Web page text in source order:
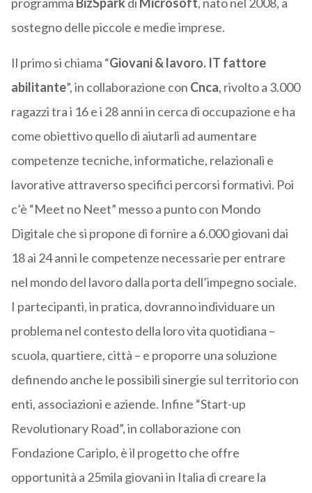
programma BizSparkdi Microsoft, nato nel 2008, a
sostegno delle piccole e medie imprese.
Il primo si chiama “Giovani & lavoro. IT fattore
abilitante”, in collaborazione con Cnca, rivolto a 3.000
ragazzi tra i 16 e i 28 anni in cerca di occupazione e ha
come obiettivo quello di aiutarli ad aumentare
competenze tecniche, informatiche, relazionali e
lavorative attraverso specifici percorsi formativi. Poi
c’è “Meet no Neet” messo a punto con Mondo
Digitale che si propone di fornire a 6.000 giovani dai
18 ai 24 anni le competenze necessarie per entrare
nel mondo del lavoro dalla porta dell’impegno sociale.
I partecipanti, in pratica, dovranno individuare un
problema nel contesto della loro vita quotidiana –
scuola, quartiere, città – e proporre una soluzione
definendo anche le possibili sinergie sul territorio con
enti, associazioni e aziende. Infine “Start-up
Revolutionary Road”, in collaborazione con
Fondazione Cariplo, è il progetto che offre
opportunità a 25mila giovani in Italia di creare la